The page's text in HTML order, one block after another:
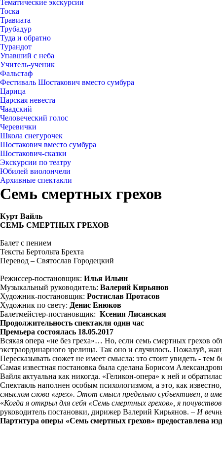
Тематические экскурсии
Тоска
Травиата
Трубадур
Туда и обратно
Турандот
Упавший с неба
Учитель-ученик
Фальстаф
Фестиваль Шостакович вместо сумбура
Царица
Царская невеста
Чаадский
Человеческий голос
Черевички
Школа снегурочек
Шостакович вместо сумбура
Шостакович-сказки
Экскурсии по театру
Юбилей виолончели
Архивные спектакли
Семь смертных грехов
Курт Вайль
СЕМЬ СМЕРТНЫХ ГРЕХОВ
Балет с пением
Тексты Бертольта Брехта
Перевод – Святослав Городецкий
Режиссер-постановщик: Илья Ильин
Музыкальный руководитель: Валерий Кирьянов
Художник-постановщик: Ростислав Протасов
Художник по свету: Денис Енюков
Балетмейстер-постановщик: Ксения Лисанская
Продолжительность спектакля один час
Премьера состоялась 18.05.2017
Всякая опера «не без греха»… Но, если семь смертных грехов
экстраординарного зрелища. Так оно и случилось. Пожалуй,
Пересказывать сюжет не имеет смысла: это стоит увидеть - тем
Самая известная постановка была сделана Борисом
Вайля актуальна как никогда. «Геликон-опера» к ней и
Спектакль наполнен особым психологизмом, а это, как
смыслом слова «грех». Этот смысл предельно субъективен, и
«Когда я открыл для себя «Семь смертных грехов», я
руководитель постановки, дирижер Валерий Кирьянов. – И
Партитура оперы «Семь смертных грехов» предоставлена